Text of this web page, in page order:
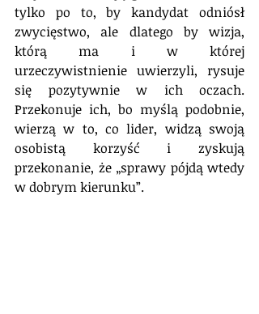
tylko po to, by kandydat odniósł
zwycięstwo, ale dlatego by wizja,
którą ma i w której
urzeczywistnienie uwierzyli, rysuje
się pozytywnie w ich oczach.
Przekonuje ich, bo myślą podobnie,
wierzą w to, co lider, widzą swoją
osobistą korzyść i zyskują
przekonanie, że „sprawy pójdą wtedy
w dobrym kierunku”.